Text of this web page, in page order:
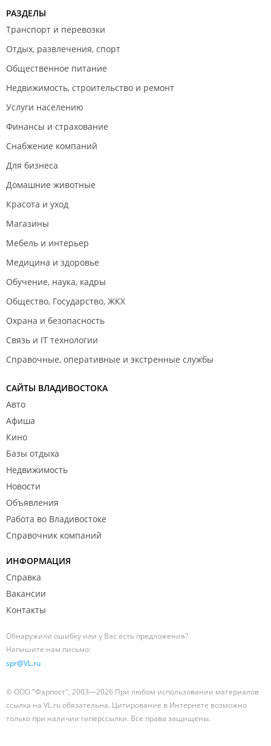
РАЗДЕЛЫ
Транспорт и перевозки
Отдых, развлечения, спорт
Общественное питание
Недвижимость, строительство и ремонт
Услуги населению
Финансы и страхование
Снабжение компаний
Для бизнеса
Домашние животные
Красота и уход
Магазины
Мебель и интерьер
Медицина и здоровье
Обучение, наука, кадры
Общество, Государство, ЖКХ
Охрана и безопасность
Связь и IT технологии
Справочные, оперативные и экстренные службы
САЙТЫ ВЛАДИВОСТОКА
Авто
Афиша
Кино
Базы отдыха
Недвижимость
Новости
Объявления
Работа во Владивостоке
Справочник компаний
ИНФОРМАЦИЯ
Справка
Вакансии
Контакты
Обнаружили ошибку или у Вас есть предложения?
Напишите нам письмо:
spr@VL.ru
© ООО "Фарпост", 2003—2026 При любом использовании материалов
ссылка на VL.ru обязательна. Цитирование в Интернете возможно
только при наличии гиперссылки. Все права защищены.